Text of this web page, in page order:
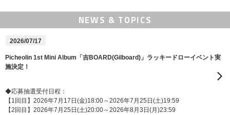
NEWS & TOPICS
2026/07/17
Picheolin 1st Mini Album「吉BOARD(Gilboard)」ラッキードローイベント実
施決定！
◆応募抽選受付日程：
【1回目】2026年7月17日(金)18:00～2026年7月25日(土)19:59
【2回目】2026年7月25日(土)20:00～2026年8月3日(月)23:59